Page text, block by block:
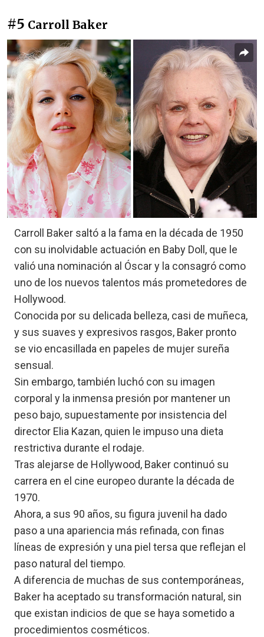
#5 Carroll Baker
Carroll Baker saltó a la fama en la década de 1950
con su inolvidable actuación en Baby Doll, que le
valió una nominación al Óscar y la consagró como
uno de los nuevos talentos más prometedores de
Hollywood.
Conocida por su delicada belleza, casi de muñeca,
y sus suaves y expresivos rasgos, Baker pronto
se vio encasillada en papeles de mujer sureña
sensual.
Sin embargo, también luchó con su imagen
corporal y la inmensa presión por mantener un
peso bajo, supuestamente por insistencia del
director Elia Kazan, quien le impuso una dieta
restrictiva durante el rodaje.
Tras alejarse de Hollywood, Baker continuó su
carrera en el cine europeo durante la década de
1970.
Ahora, a sus 90 años, su figura juvenil ha dado
paso a una apariencia más refinada, con finas
líneas de expresión y una piel tersa que reflejan el
paso natural del tiempo.
A diferencia de muchas de sus contemporáneas,
Baker ha aceptado su transformación natural, sin
que existan indicios de que se haya sometido a
procedimientos cosméticos.